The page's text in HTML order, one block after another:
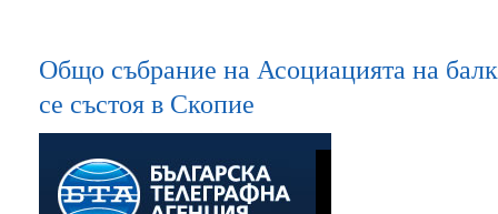
Общо събрание на Асоциацията на
се състоя в Скопие